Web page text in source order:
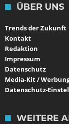
ÜBER UNS
Trends der Zukunft
Kontakt
Redaktion
Impressum
Datenschutz
Media-Kit /
Datenschutz-
WEITERE